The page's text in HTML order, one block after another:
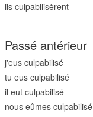
ils culpabilisèrent
Passé antérieur
j'eus culpabilisé
tu eus culpabilisé
il eut culpabilisé
nous eûmes culpabilisé